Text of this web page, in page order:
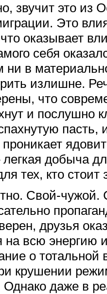
звучит это из
Это
оказывает
себя
ни в
излишне.
что
и послушно
проникает
добыча
тех, кто стоит
Свой-чужой.
друзья
на всю энергию
о
крушении
Однако даже в